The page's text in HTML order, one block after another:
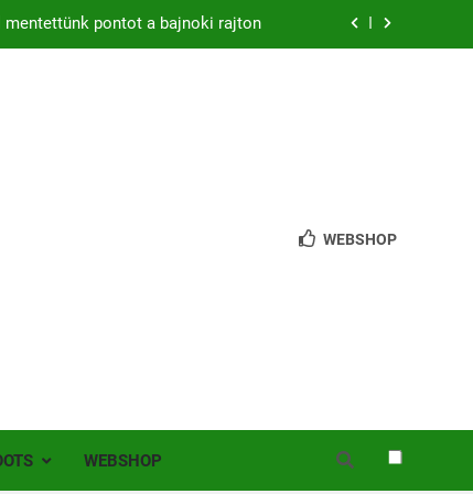
mentettünk pontot a bajnoki rajton
200 játékos lépett pályára Érden
tovább a MOL Magyar Kupában
– hazai pályán rajtol az Érdi VSE!
200 játékos lépett pályára Érden
WEBSHOP
WEBSHOP